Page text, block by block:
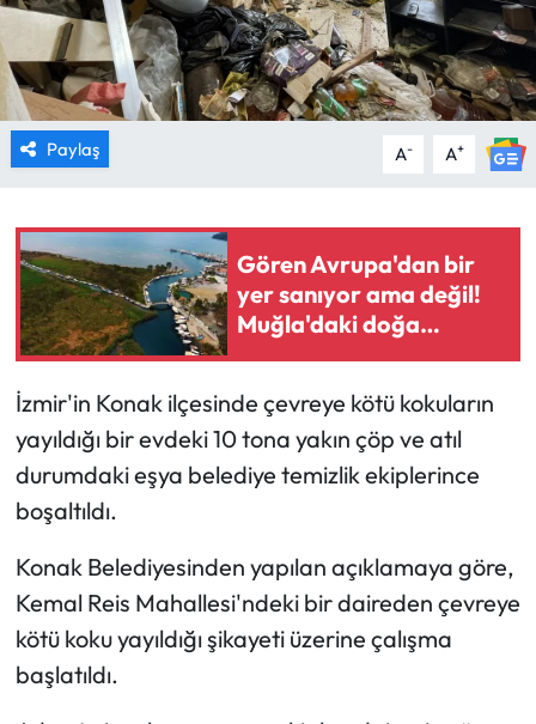
Paylaş A- A+
Gören Avrupa'dan bir
yer sanıyor ama değil!
Muğla'daki doğa
harikası herkesi şaşırttı
İzmir'in Konak ilçesinde çevreye kötü kokuların
yayıldığı bir evdeki 10 tona yakın çöp ve atıl
durumdaki eşya belediye temizlik ekiplerince
boşaltıldı.
Konak Belediyesinden yapılan açıklamaya göre,
Kemal Reis Mahallesi'ndeki bir daireden çevreye
kötü koku yayıldığı şikayeti üzerine çalışma
başlatıldı.
TARIM
TURİZM
YAŞAM
HABER İLAN